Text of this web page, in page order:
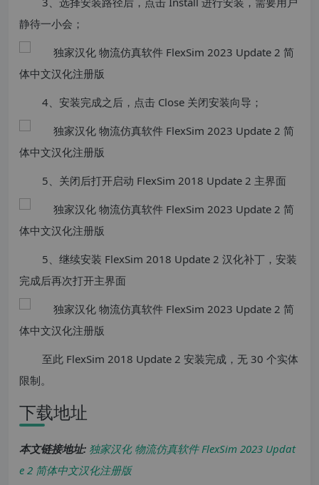
静待一小会；
4、安装完成之后，点击 Close 关闭安装向导；
5、关闭后打开启动 FlexSim 2018 Update 2 主界面
5、继续安装 FlexSim 2018 Update 2 汉化补丁，安装
完成后再次打开主界面
至此 FlexSim 2018 Update 2 安装完成，无 30 个实体
限制。
下载地址
本文链接地址: 独家汉化 物流仿真软件 FlexSim 2023 Updat
e 2 简体中文汉化注册版